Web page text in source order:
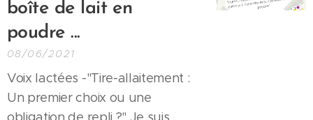
boîte de lait en
poudre ...
08/06/2021
Voix lactées -"Tire-allaitement :
Un premier choix ou une